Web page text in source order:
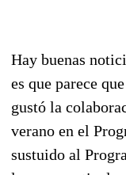
Hay buenas
es que parece
gustó la
verano en el
sustuido al